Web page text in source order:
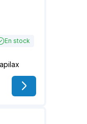
En stock